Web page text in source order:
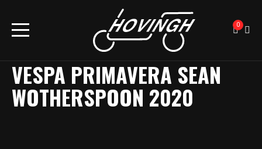
0
Producten Occassions
VESPA PRIMAVERA SEAN
WOTHERSPOON 2020